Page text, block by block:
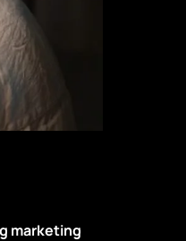
marketing